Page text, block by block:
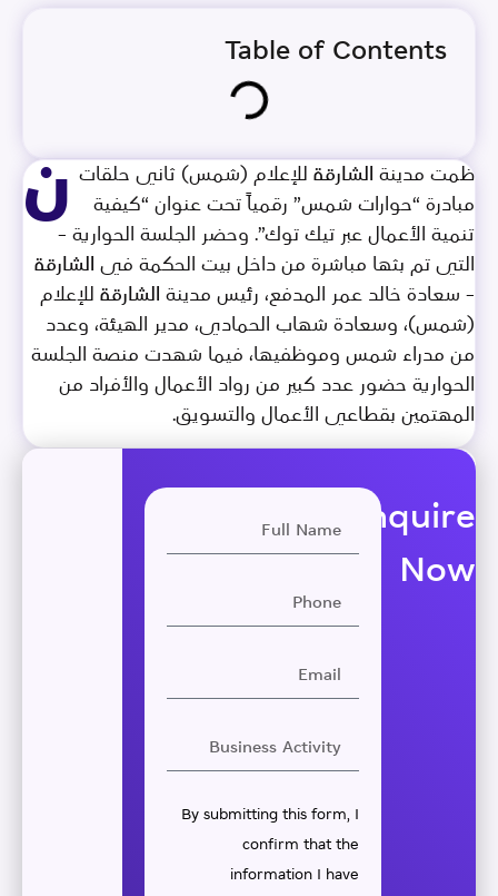
Table of Contents
ن ظمت مدينة الشارقة للإعلام (شمس) ثاني حلقات
مبادرة “حوارات شمس” رقمياً تحت عنوان “كيفية
تنمية الأعمال عبر تيك توك”. وحضر الجلسة الحوارية –
التي تم بثها مباشرة من داخل بيت الحكمة في الشارقة
– سعادة خالد عمر المدفع، رئيس مدينة الشارقة للإعلام
(شمس)، وسعادة شهاب الحمادي، مدير الهيئة، وعدد
من مدراء شمس وموظفيها، فيما شهدت منصة الجلسة
الحوارية حضور عدد كبير من رواد الأعمال والأفراد من
المهتمين بقطاعي الأعمال والتسويق.
Enquire
Now
By submitting this form, I
confirm that the
information I have